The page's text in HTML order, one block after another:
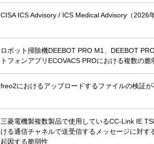
CISA ICS Advisory / ICS Medical Advisory（2026
ロボット掃除機DEEBOT PRO M1、DEEBOT
トフォンアプリECOVACS PROにおける複数の脆
freo2におけるアップロードするファイルの検証
三菱電機製複数製品で使用しているCC-Link IE
ける通信チャネルで送受信するメッセージに対す
起因する脆弱性